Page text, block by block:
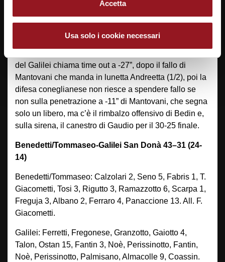
Accetta
Usa solo i cookie necessari
convulse e tese in cui le difese prevalgono sugli
attacchi. Il Bruno/Franchetti si riporta in vantaggio con
0/2 dalla lunetta, ma mette il canestro del 28-24 a -35”
del Galilei chiama time out a -27”, dopo il fallo di
Mantovani che manda in lunetta Andreetta (1/2), poi la
difesa coneglianese non riesce a spendere fallo se
non sulla penetrazione a -11” di Mantovani, che segna
solo un libero, ma c’è il rimbalzo offensivo di Bedin e,
sulla sirena, il canestro di Gaudio per il 30-25 finale.
Benedetti/Tommaseo-Galilei San Donà 43–31 (24-
14)
Benedetti/Tommaseo: Calzolari 2, Seno 5, Fabris 1, T.
Giacometti, Tosi 3, Rigutto 3, Ramazzotto 6, Scarpa 1,
Freguja 3, Albano 2, Ferraro 4, Panaccione 13. All. F.
Giacometti.
Galilei: Ferretti, Fregonese, Granzotto, Gaiotto 4,
Talon, Ostan 15, Fantin 3, Noè, Perissinotto, Fantin,
Noè, Perissinotto, Palmisano, Almacolle 9, Coassin.